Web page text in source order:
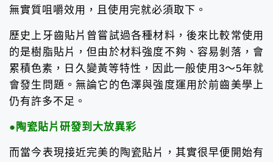
無實質咀嚼效用，且使用完就必須取下。
歷史上牙齒貼片曾嘗試過各種材料，後來比較常使用
的是樹脂貼片，但由於材料強度不夠、容易剝落，會
累積色素，日久變黃等特性，因此一般使用3～5年就
會發生問題。無論它的色澤與強度運用於前齒美學上
仍有許多不足。
●陶瓷貼片研發到大放異彩
而當今表現接近完美的陶瓷貼片，其實很早便開始有